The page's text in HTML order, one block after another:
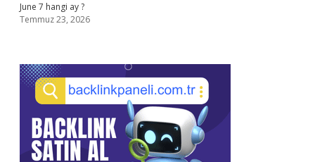
June 7 hangi ay ?
Temmuz 23, 2026